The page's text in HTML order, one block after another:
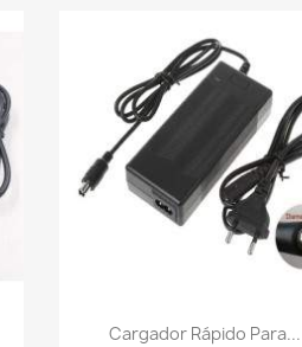
Vista rápida
Cargador Rápido Para...